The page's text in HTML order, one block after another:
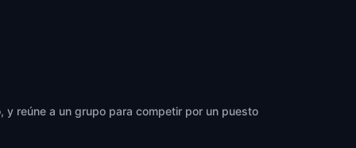
y reúne a un grupo para competir por un puesto